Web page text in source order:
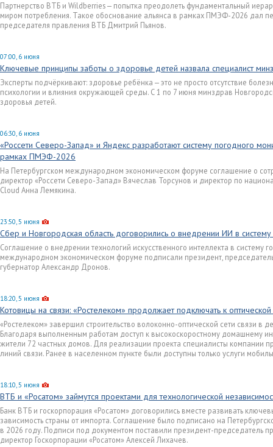
Партнерство ВТБ и Wildberries — попытка преодолеть фундаментальный
миром потребления. Такое обоснование альянса в рамках ПМЭФ-2026 дал
председателя правления ВТБ Дмитрий Пьянов.
07:00, 6 июня
Ключевые принципы заботы о здоровье детей назвала специалист
Эксперты подчёркивают: здоровье ребёнка — это не просто отсутствие
психологии и влияния окружающей среды. С 1 по 7 июня минздрав
здоровья детей.
06:30, 6 июня
«Россети Северо-Запад» и Яндекс разработают систему погодного
рамках ПМЭФ-2026
На Петербургском международном экономическом форуме соглашение о
директор «Россети Северо-Запад» Вячеслав Торсунов и директор по
Cloud Анна Лемякина.
23:50, 5 июня
Сбер и Новгородская область договорились о внедрении ИИ в систему
Соглашение о внедрении технологий искусственного интеллекта в систему
международном экономическом форуме подписали президент,
губернатор Александр Дронов.
18:20, 5 июня
Котовицы на связи: «Ростелеком» продолжает подключать к
«Ростелеком» завершил строительство волоконно-оптической сети связи в
Благодаря выполненным работам доступ к высокоскоростному домашнему
жители 72 частных домов. Для реализации проекта специалисты компании
линий связи. Ранее в населенном пункте были доступны только услуги
18:10, 5 июня
ВТБ и «Росатом» займутся проектами для технологической
Банк ВТБ и госкорпорация «Росатом» договорились вместе развивать
зависимость страны от импорта. Соглашение было подписано на
в 2026 году. Подписи под документом поставили президент-председатель
директор Госкорпорации «Росатом» Алексей Лихачев.